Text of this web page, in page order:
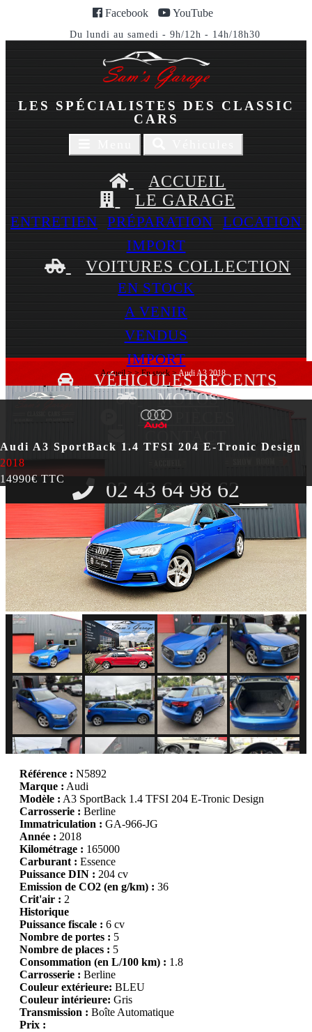
Facebook YouTube
Du lundi au samedi - 9h/12h - 14h/18h30
LES SPÉCIALISTES DES CLASSIC
CARS
navigaion
navigation
ACCUEIL
LE GARAGE
ENTRETIEN PRÉPARATION
LOCATION
IMPORT
VOITURES COLLECTION
EN STOCK
A VENIR
VENDUS
IMPORT
VÉHICULES RECENTS
MOTOS
LES PIÈCES
02 43 64 98 62
Accueil >>En stock >Audi A3 2018
Audi A3 SportBack 1.4 TFSI 204 E-Tronic Design
2018
14990€ TTC
Référence : N5892
Marque : Audi
Modèle : A3 SportBack 1.4 TFSI 204 E-Tronic Design
Carrosserie : Berline
Immatriculation : GA-966-JG
Année : 2018
Kilométrage : 165000
Carburant : Essence
Puissance DIN : 204 cv
Emission de CO2 (en g/km) : 36
Crit'air : 2
Historique
Puissance fiscale : 6 cv
Nombre de portes : 5
Nombre de places : 5
Consommation (en L/100 km) : 1.8
Carrosserie : Berline
Couleur extérieure: BLEU
Couleur intérieure: Gris
Transmission : Boîte Automatique
Prix :